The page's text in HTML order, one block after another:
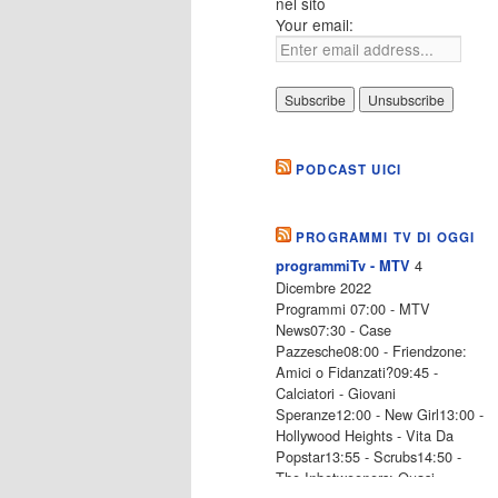
Your email:
PODCAST UICI
PROGRAMMI TV DI OGGI
programmiTv - MTV 4
Dicembre 2022
Programmi 07:00 - MTV
News07:30 - Case
Pazzesche08:00 - Friendzone:
Amici o Fidanzati?09:45 -
Calciatori - Giovani
Speranze12:00 - New Girl13:00 -
Hollywood Heights - Vita Da
Popstar13:55 - Scrubs14:50 -
The Inbetweeners: Quasi